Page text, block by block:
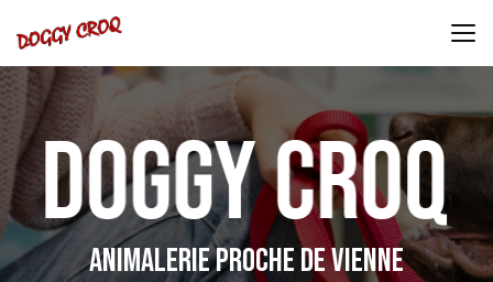
au
contenu
principal
Animalerie proche de Vienne